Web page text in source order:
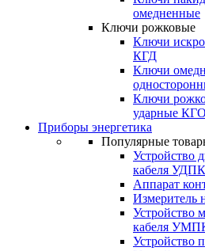
омедненные
Ключи рожковые
Ключи
КГД
Ключи
Ключи
ударные
Приборы энергетика
Популярные
Устройство
кабеля УДПК
Аппарат
Измеритель
Устройство
кабеля
Устройство